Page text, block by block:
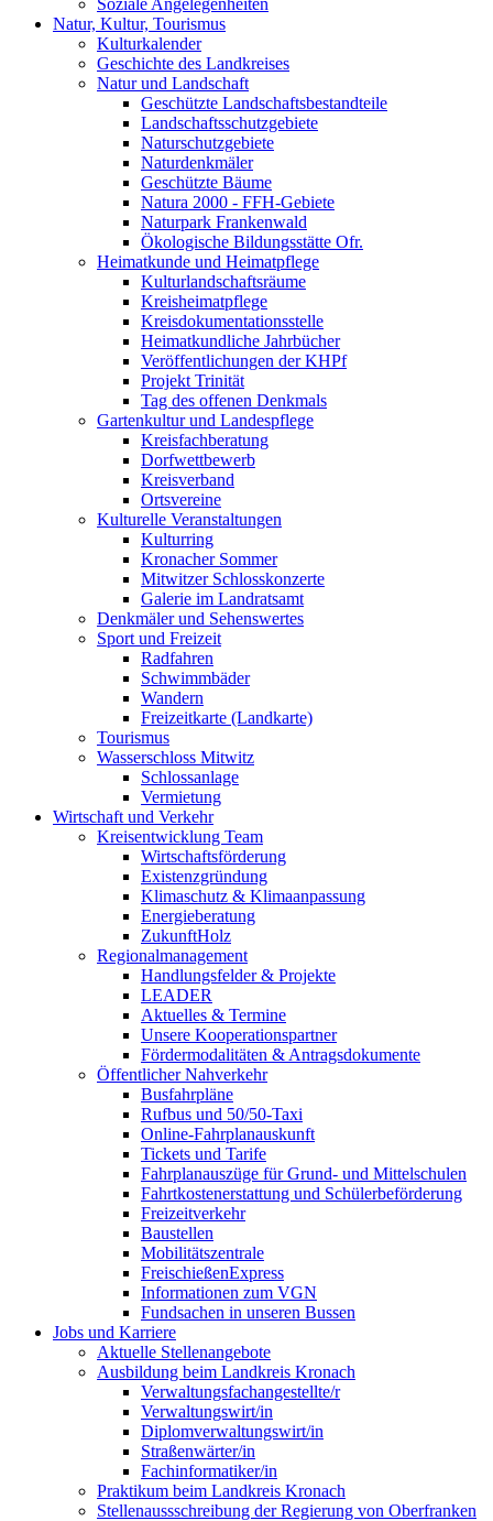
Soziale Angelegenheiten
Natur, Kultur, Tourismus
Kulturkalender
Geschichte des Landkreises
Natur und Landschaft
Geschützte Landschaftsbestandteile
Landschaftsschutzgebiete
Naturschutzgebiete
Naturdenkmäler
Geschützte Bäume
Natura 2000 - FFH-Gebiete
Naturpark Frankenwald
Ökologische Bildungsstätte Ofr.
Heimatkunde und Heimatpflege
Kulturlandschaftsräume
Kreisheimatpflege
Kreisdokumentationsstelle
Heimatkundliche Jahrbücher
Veröffentlichungen der KHPf
Projekt Trinität
Tag des offenen Denkmals
Gartenkultur und Landespflege
Kreisfachberatung
Dorfwettbewerb
Kreisverband
Ortsvereine
Kulturelle Veranstaltungen
Kulturring
Kronacher Sommer
Mitwitzer Schlosskonzerte
Galerie im Landratsamt
Denkmäler und Sehenswertes
Sport und Freizeit
Radfahren
Schwimmbäder
Wandern
Freizeitkarte (Landkarte)
Tourismus
Wasserschloss Mitwitz
Schlossanlage
Vermietung
Wirtschaft und Verkehr
Kreisentwicklung Team
Wirtschaftsförderung
Existenzgründung
Klimaschutz & Klimaanpassung
Energieberatung
ZukunftHolz
Regionalmanagement
Handlungsfelder & Projekte
LEADER
Aktuelles & Termine
Unsere Kooperationspartner
Fördermodalitäten & Antragsdokumente
Öffentlicher Nahverkehr
Busfahrpläne
Rufbus und 50/50-Taxi
Online-Fahrplanauskunft
Tickets und Tarife
Fahrplanauszüge für Grund- und Mittelschulen
Fahrtkostenerstattung und Schülerbeförderung
Freizeitverkehr
Baustellen
Mobilitätszentrale
FreischießenExpress
Informationen zum VGN
Fundsachen in unseren Bussen
Jobs und Karriere
Aktuelle Stellenangebote
Ausbildung beim Landkreis Kronach
Verwaltungsfachangestellte/r
Verwaltungswirt/in
Diplomverwaltungswirt/in
Straßenwärter/in
Fachinformatiker/in
Praktikum beim Landkreis Kronach
Stellenaussschreibung der Regierung von Oberfranken